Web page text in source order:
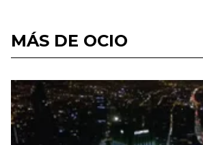
MÁS DE OCIO